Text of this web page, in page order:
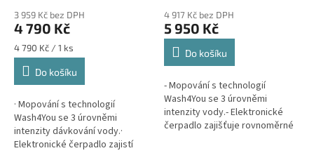
3 959 Kč bez DPH
4 790 Kč
Měrná
cena:
4 790 Kč / 1 ks
Do košíku
· Mopování s technologií
Wash4You se 3 úrovněmi
intenzity dávkování vody.·
Elektronické čerpadlo zajistí
4 917 Kč bez DPH
5 950 Kč
Do košíku
- Mopování s technologií
Wash4You se 3 úrovněmi
intenzity vody.- Elektronické
čerpadlo zajišťuje rovnoměrné